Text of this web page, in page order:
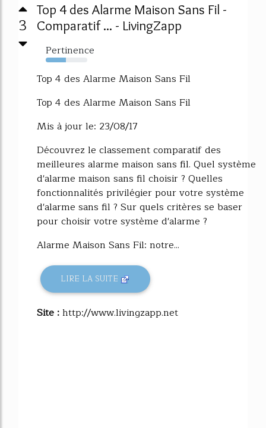
3
Top 4 des Alarme Maison Sans Fil -
Comparatif ... - LivingZapp
Pertinence
48%
Top 4 des Alarme Maison Sans Fil
Top 4 des Alarme Maison Sans Fil
Mis à jour le: 23/08/17
Découvrez le classement comparatif des
meilleures alarme maison sans fil. Quel système
d'alarme maison sans fil choisir ? Quelles
fonctionnalités privilégier pour votre système
d'alarme sans fil ? Sur quels critères se baser
pour choisir votre système d'alarme ?
Alarme Maison Sans Fil: notre...
LIRE LA SUITE
Site :http://www.livingzapp.net